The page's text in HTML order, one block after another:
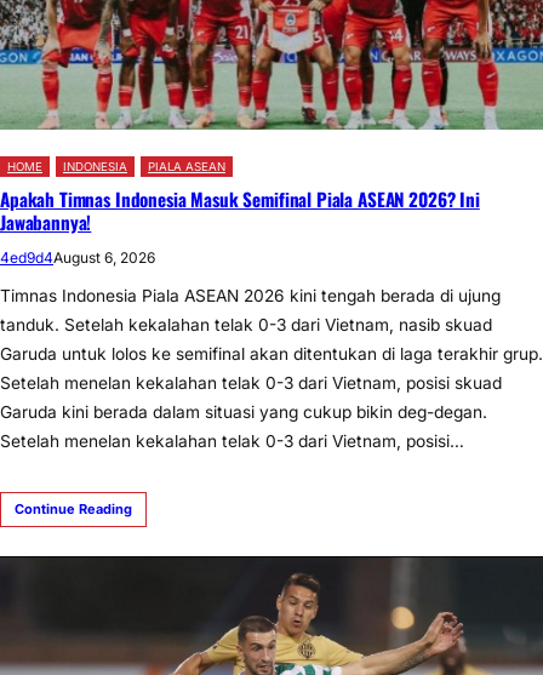
HOME INDONESIA PIALA ASEAN
Apakah Timnas Indonesia Masuk Semifinal Piala ASEAN 2026? Ini
Jawabannya!
4ed9d4August 6, 2026
Timnas Indonesia Piala ASEAN 2026 kini tengah berada di ujung
tanduk. Setelah kekalahan telak 0-3 dari Vietnam, nasib skuad
Garuda untuk lolos ke semifinal akan ditentukan di laga terakhir grup.
Setelah menelan kekalahan telak 0-3 dari Vietnam, posisi skuad
Garuda kini berada dalam situasi yang cukup bikin deg-degan.
Setelah menelan kekalahan telak 0-3 dari Vietnam, posisi…
Continue Reading